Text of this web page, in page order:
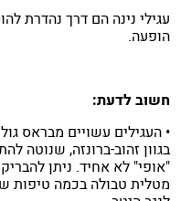
עגילי נינה הם דרך נהדרת
הופעה.
חשוב לדעת:
• העגילים עשויים מבראס
בגוון זהוב-ברונזה, שנוטה
"אופי" לא אחיד. ניתן
מטלית טבולה בכמה טיפות